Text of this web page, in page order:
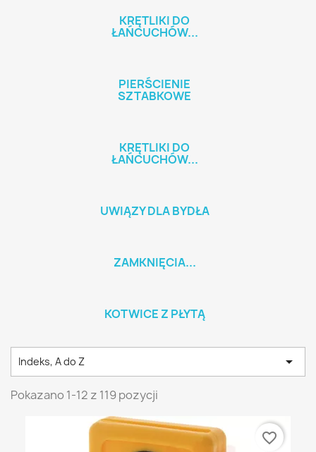
KRĘTLIKI DO
ŁAŃCUCHÓW...
PIERŚCIENIE
SZTABKOWE
KRĘTLIKI DO
ŁAŃCUCHÓW...
UWIĄZY DLA BYDŁA
ZAMKNIĘCIA...
KOTWICE Z PŁYTĄ
Indeks, A do Z 
Pokazano 1-12 z 119 pozycji
favorite_border